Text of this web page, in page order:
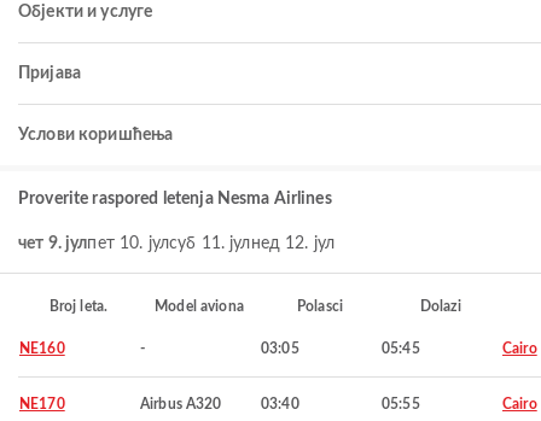
Објекти и услуге
Пријава
Услови коришћења
Proverite raspored letenja Nesma Airlines
чет 9. јулпет 10. јулсуб 11. јулнед 12. јул
Broj leta. Model aviona Polasci Dolazi
NE160 - 03:05 05:45 Cairo
NE170 Airbus A320 03:40 05:55 Cairo